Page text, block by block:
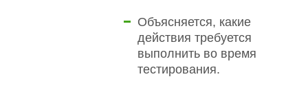
Объясняется, какие
действия требуется
выполнить во время
тестирования.